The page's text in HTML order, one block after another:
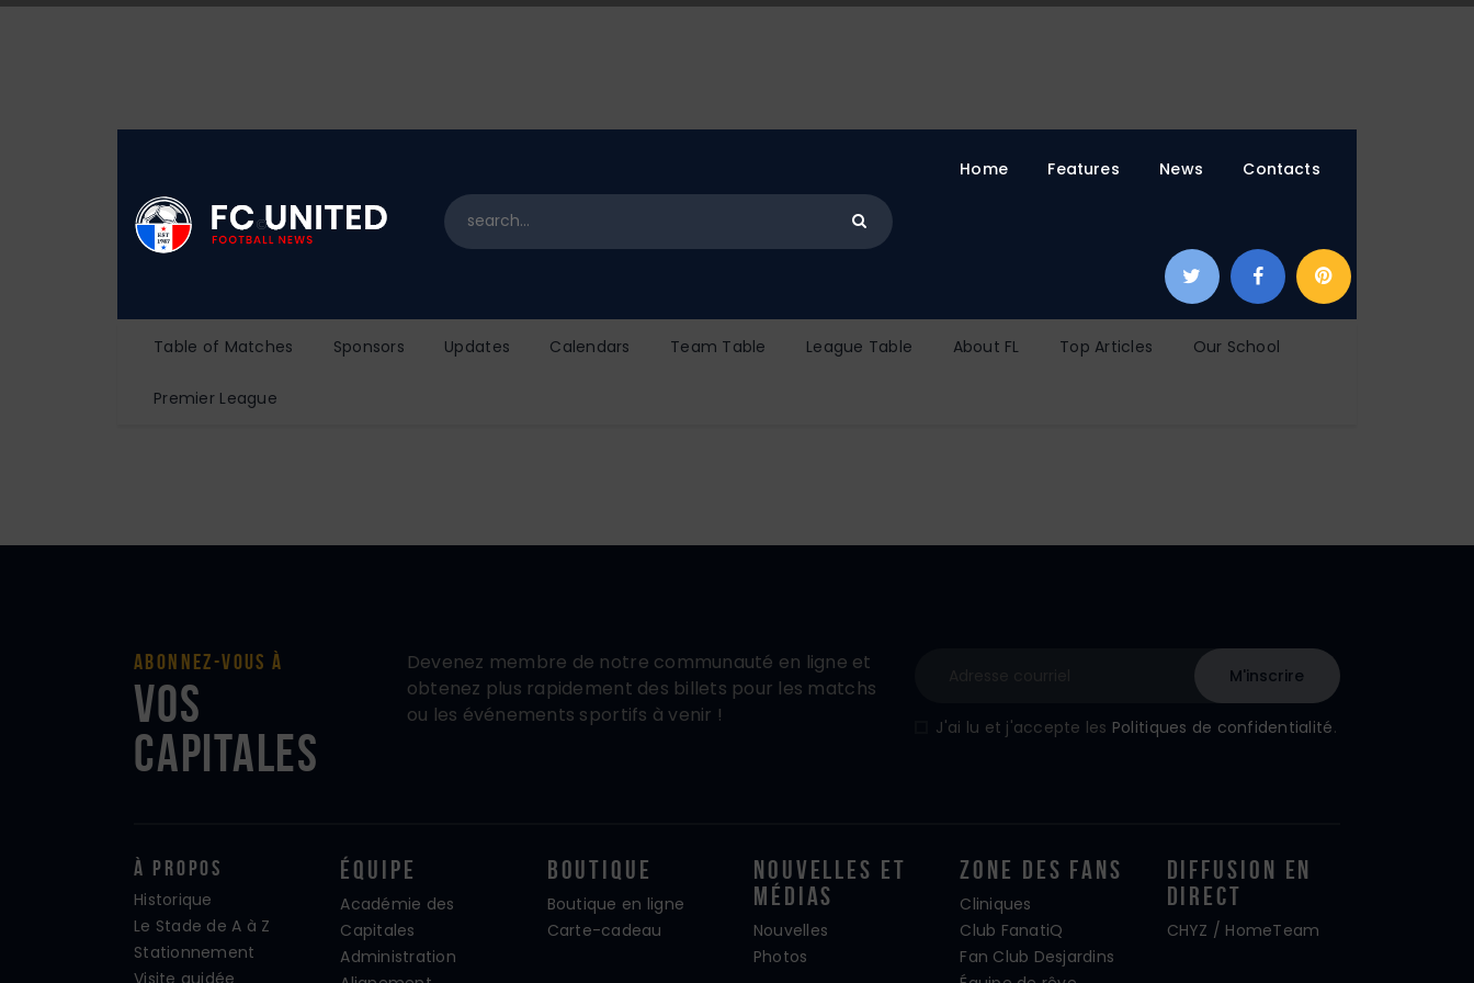
Home Features News Contacts
Table of Matches Sponsors Updates Calendars Team Table League Table About FL Top Articles Our School
Premier League
Abonnez-vous à
vos
Capitales
Devenez membre de notre communauté en ligne et
obtenez plus rapidement des billets pour les matchs
ou les événements sportifs à venir !
J'ai lu et j'accepte les Politiques de confidentialité.
À propos
Historique
Le Stade de A à Z
Stationnement
Équipe
Académie des
Capitales
Administration
Boutique
Boutique en ligne
Carte-cadeau
Nouvelles Et
Médias
Nouvelles
Photos
Zone Des Fans
Cliniques
Club FanatiQ
Fan Club Desjardins
Diffusion En
Direct
CHYZ / HomeTeam